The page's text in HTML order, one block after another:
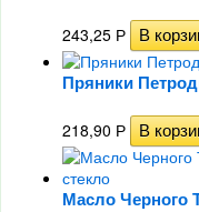
243,25 Р
Пряники
218,90 Р
Масло Черного